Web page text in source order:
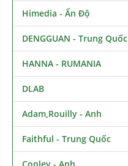
Himedia - Ấn Độ
DENGGUAN - Trung Quốc
HANNA - RUMANIA
DLAB
Adam,Rouilly - Anh
Faithful - Trung Quốc
Copley - Anh